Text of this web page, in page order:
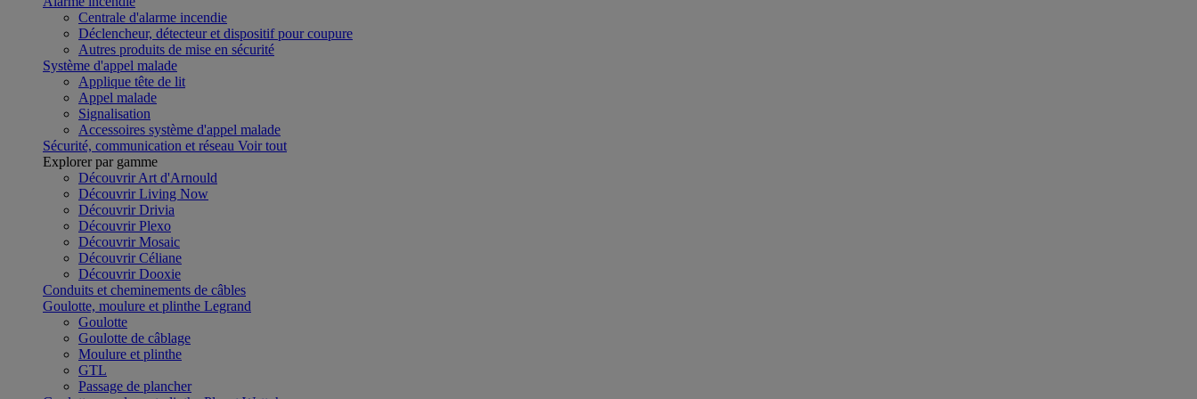
Centrale d'alarme incendie
Déclencheur, détecteur et dispositif pour coupure
Autres produits de mise en sécurité
Système d'appel malade
Applique tête de lit
Appel malade
Signalisation
Accessoires système d'appel malade
Sécurité, communication et réseau Voir tout
Explorer par gamme
Découvrir Art d'Arnould
Découvrir Living Now
Découvrir Drivia
Découvrir Plexo
Découvrir Mosaic
Découvrir Céliane
Découvrir Dooxie
Conduits et cheminements de câbles
Goulotte, moulure et plinthe Legrand
Goulotte
Goulotte de câblage
Moulure et plinthe
GTL
Passage de plancher